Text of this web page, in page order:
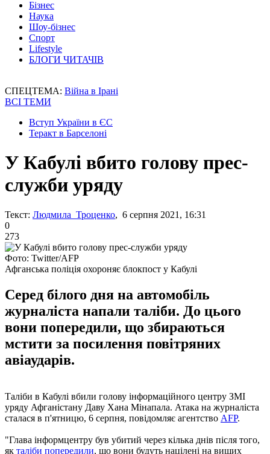
Бізнес
Наука
Шоу-бізнес
Спорт
Lifestyle
БЛОГИ ЧИТАЧІВ
СПЕЦТЕМА: Війна в Ірані
ВСІ ТЕМИ
Вступ України в ЄС
Теракт в Барселоні
У Кабулі вбито голову прес-
служби уряду
Текст: Людмила Троценко, 6 серпня 2021, 16:31
0
273
Фото: Twitter/AFP
Афганська поліція охороняє блокпост у Кабулі
Серед білого дня на автомобіль
журналіста напали таліби. До цього
вони попередили, що збираються
мстити за посилення повітряних
авіаударів.
Таліби в Кабулі вбили голову інформаційного центру ЗМІ
уряду Афганістану Даву Хана Мінапала. Атака на журналіста
сталася в п'ятницю, 6 серпня, повідомляє агентство AFP.
"Глава інформцентру був убитий через кілька днів після того,
як таліби попередили, що вони будуть націлені на вищих